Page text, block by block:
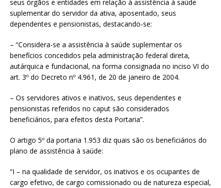
seus órgãos e entidades em relação à assistência à saúde
suplementar do servidor da ativa, aposentado, seus
dependentes e pensionistas, destacando-se:
– “Considera-se a assistência à saúde suplementar os
benefícios concedidos pela administração federal direta,
autárquica e fundacional, na forma consignada no inciso VI do
art. 3º do Decreto nº 4.961, de 20 de janeiro de 2004.
– Os servidores ativos e inativos, seus dependentes e
pensionistas referidos no caput são considerados
beneficiários, para efeitos desta Portaria”.
O artigo 5º da portaria 1.953 diz quais são os beneficiários do
plano de assistência à saúde:
“I – na qualidade de servidor, os inativos e os ocupantes de
cargo efetivo, de cargo comissionado ou de natureza especial,